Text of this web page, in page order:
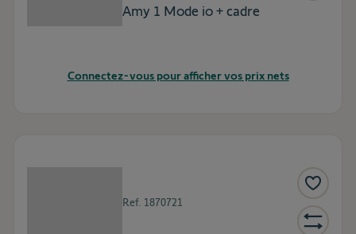
Amy 1 Mode io + cadre
Connectez-vous pour afficher vos prix nets
Ref. 1870721